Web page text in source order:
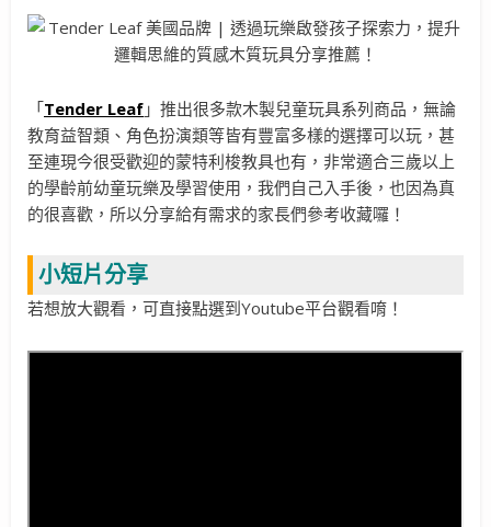
「Tender Leaf 」推出很多款木製兒童玩具系列商品，無論
教育益智類、角色扮演類等皆有豐富多樣的選擇可以玩，甚
至連現今很受歡迎的蒙特利梭教具也有，非常適合三歲以上
的學齡前幼童玩樂及學習使用，我們自己入手後，也因為真
的很喜歡，所以分享給有需求的家長們參考收藏囉！
小短片分享
若想放大觀看，可直接點選到Youtube平台觀看唷！